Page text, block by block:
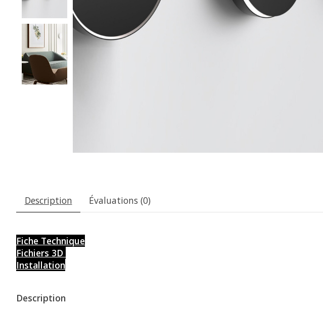
Description Évaluations (0)
Fiche Technique
Fichiers 3D
Installation
Description